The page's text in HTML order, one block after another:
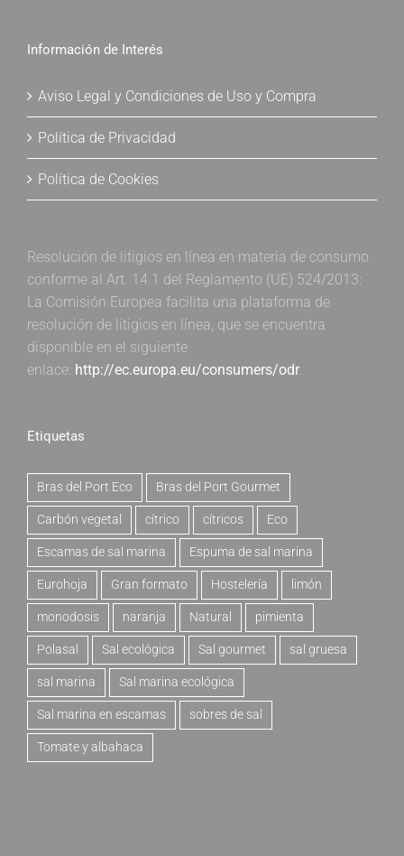
Información de Interés
Aviso Legal y Condiciones de Uso y Compra
Política de Privacidad
Política de Cookies
Resolución de litigios en línea en materia de consumo
conforme al Art. 14.1 del Reglamento (UE) 524/2013:
La Comisión Europea facilita una plataforma de
resolución de litigios en línea, que se encuentra
disponible en el siguiente
enlace: http://ec.europa.eu/consumers/odr.
Etiquetas
Bras del Port Eco Bras del Port Gourmet
Carbón vegetal cítrico cítricos Eco
Escamas de sal marina Espuma de sal marina
Eurohoja Gran formato Hostelería limón
monodosis naranja Natural pimienta
Polasal Sal ecológica Sal gourmet sal gruesa
sal marina Sal marina ecológica
Sal marina en escamas sobres de sal
Tomate y albahaca